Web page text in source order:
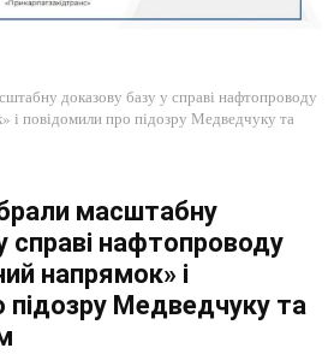
доказову базу у справі нафтопроводу
і повідомили про підозру Медведчуку та
масштабну
справі нафтопроводу
напрямок» і
підозру Медведчуку та